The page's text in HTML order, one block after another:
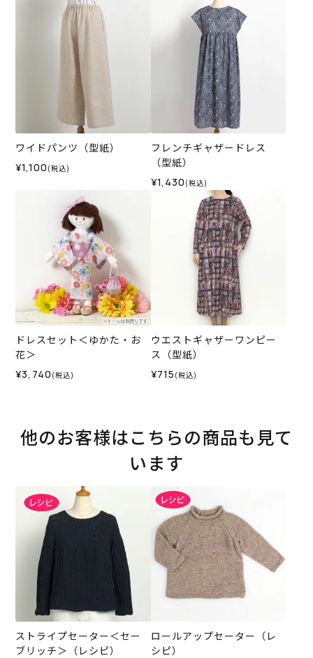
ワイドパンツ（型紙）
¥1,100 (税込)
フレンチギャザードレス
（型紙）
¥1,430 (税込)
ドレスセット＜ゆかた・お
花＞
¥3,740 (税込)
ウエストギャザーワンピー
ス（型紙）
¥715 (税込)
他のお客様はこちらの商品も見て
います
ストライプセーター＜セー
ブリッチ＞（レシピ）
ロールアップセーター（レ
シピ）